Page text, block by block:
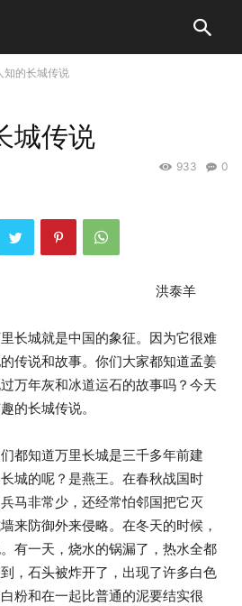
知的长城传说
城传说
0
933
羊
长城就是中国的象征。因为它很难
传说和故事。你们大家都知道孟姜
万年灰和冰道运石的故事吗？今天
的长城传说。
都知道万里长城是三千多年前建
城的呢？是燕王。在春秋战国时
马非常少，还经常怕邻国把它灭
来防御外来侵略。在冬天的时候，
有一天，烧水的锅漏了，热水全都
，石头被炸开了，出现了许多白色
粉和在一起比普通的泥要结实很